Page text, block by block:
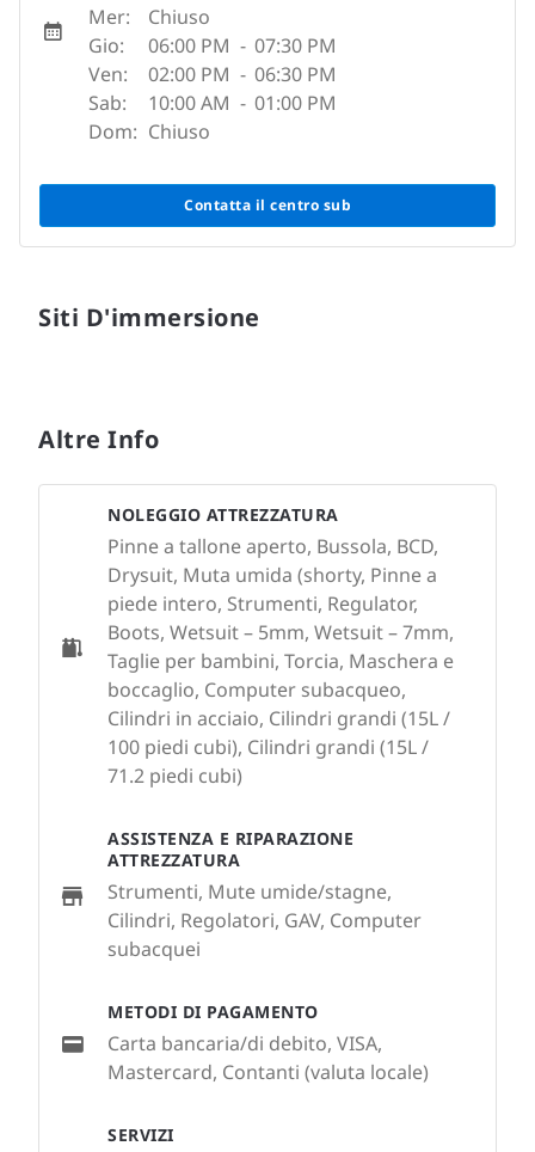
Mer:
Chiuso
Gio:
06:00 PM - 07:30 PM
Ven:
02:00 PM - 06:30 PM
Sab:
10:00 AM - 01:00 PM
Dom: Chiuso
Contatta il centro sub
Siti D'immersione
Altre Info
SERVIZI
NOLEGGIO ATTREZZATURA
Pinne a tallone aperto, Bussola, BCD,
Drysuit, Muta umida (shorty, Pinne a
piede intero, Strumenti, Regulator,
Boots, Wetsuit – 5mm, Wetsuit – 7mm,
Taglie per bambini, Torcia, Maschera e
boccaglio, Computer subacqueo,
Cilindri in acciaio, Cilindri grandi (15L /
100 piedi cubi), Cilindri grandi (15L /
71.2 piedi cubi)
ASSISTENZA E RIPARAZIONE
ATTREZZATURA
Strumenti, Mute umide/stagne,
Cilindri, Regolatori, GAV, Computer
subacquei
METODI DI PAGAMENTO
Carta bancaria/di debito, VISA,
Mastercard, Contanti (valuta locale)